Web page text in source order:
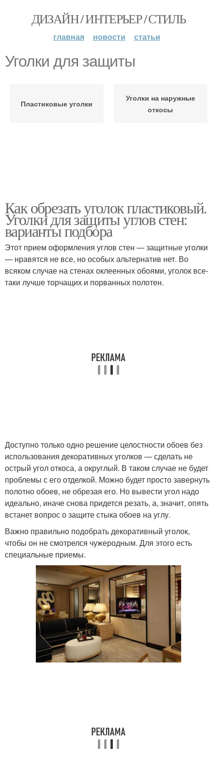
ДИЗАЙН / ИНТЕРЬЕР / СТИЛЬ
главная новости статьи
Уголки для защиты
Пластиковые уголки
Уголки на наружные
откосы
Как обрезать уголок пластиковый.
Уголки для защиты углов стен:
варианты подбора
Этот прием оформления углов стен — защитные уголки
— нравятся не все, но особых альтернатив нет. Во
всяком случае на стенах оклеенных обоями, уголок все-
таки лучше торчащих и порванных полотен.
Доступно только одно решение целостности обоев без
использования декоративных уголков — сделать не
острый угол откоса, а округлый. В таком случае не будет
проблемы с его отделкой. Можно будет просто завернуть
полотно обоев, не обрезая его. Но вывести угол надо
идеально, иначе снова придется резать, а, значит, опять
встанет вопрос о защите стыка обоев на углу.
Важно правильно подобрать декоративный уголок,
чтобы он не смотрелся чужеродным. Для этого есть
специальные приемы.